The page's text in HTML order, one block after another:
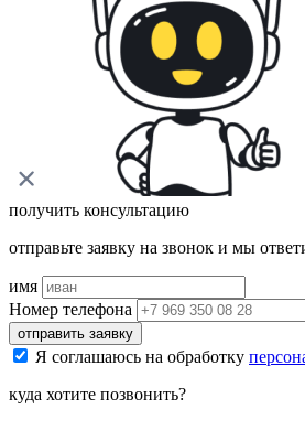
получить консультацию
отправьте заявку на звонок и мы
имя
Номер телефона
отправить заявку
Я соглашаюсь на обработку
куда хотите позвонить?